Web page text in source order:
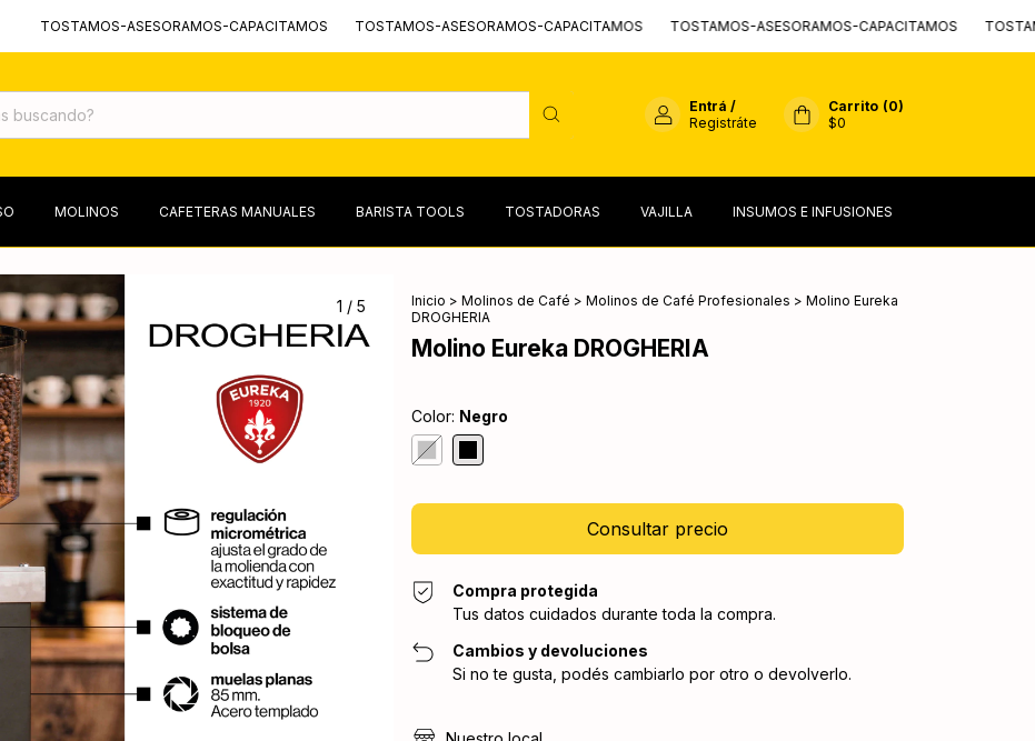
ASESORAMOS-CAPACITAMOS TOSTAMOS-ASESORAMOS-CAPACITAMOS TOSTAMOS-ASESORAMOS-CAPACITAMOS TOSTAMOS-
Entrá /
Registráte
Carrito (0)
$0
MOLINOS CAFETERAS MANUALES BARISTA TOOLS TOSTADORAS VAJILLA INSUMOS E INFUSIONES
1 / 5 Inicio > Molinos de Café > Molinos de Café Profesionales > Molino Eureka
DROGHERIA
Molino Eureka DROGHERIA
Color: Negro
Compra protegida
Tus datos cuidados durante toda la compra.
Cambios y devoluciones
Si no te gusta, podés cambiarlo por otro o devolverlo.